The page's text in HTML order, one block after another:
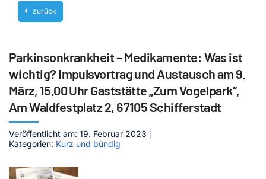
Service
Jetzt abonnieren
Kontakt
zurück
Parkinsonkrankheit – Medikamente: Was ist
wichtig? Impulsvortrag und Austausch am 9.
März, 15.00 Uhr Gaststätte „Zum Vogelpark“,
Am Waldfestplatz 2, 67105 Schifferstadt
Veröffentlicht am: 19. Februar 2023
Kategorien: Kurz und bündig